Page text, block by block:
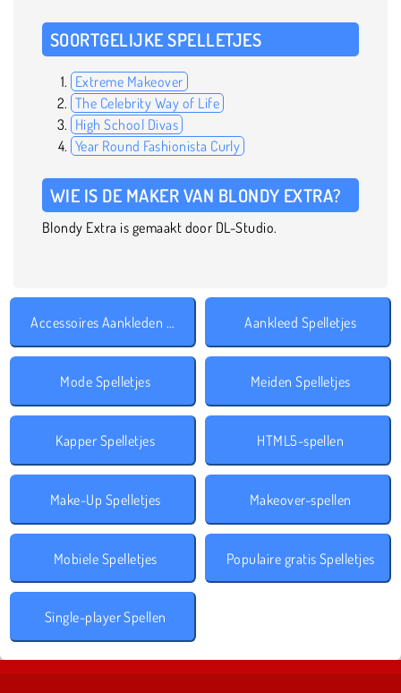
SOORTGELIJKE SPELLETJES
Extreme Makeover
The Celebrity Way of Life
High School Divas
Year Round Fashionista Curly
WIE IS DE MAKER VAN BLONDY EXTRA?
Blondy Extra is gemaakt door DL-Studio.
Accessoires Aankleden Spelletjes Aankleed Spelletjes
Mode Spelletjes Meiden Spelletjes
Kapper Spelletjes HTML5-spellen
Make-Up Spelletjes Makeover-spellen
Mobiele Spelletjes Populaire gratis Spelletjes
Single-player Spellen